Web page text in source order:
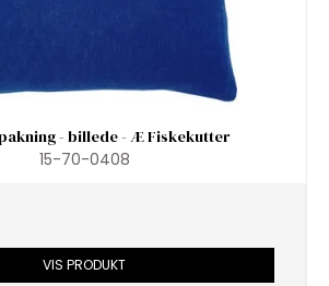
- billede - Æ Fiskekutter
15-70-0408
VIS PRODUKT